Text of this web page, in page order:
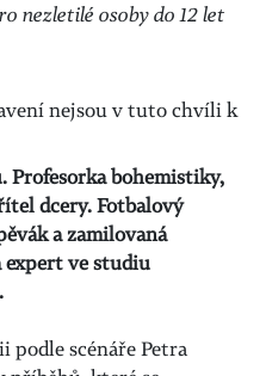
nezletilé osoby do 12 let
nejsou v tuto chvíli k
Profesorka bohemistiky,
dcery. Fotbalový
a zamilovaná
expert ve studiu
podle scénáře Petra